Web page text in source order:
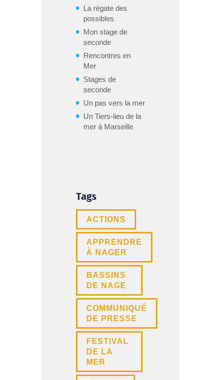
La régate des
possibles
Mon stage de
seconde
Rencontres en
Mer
Stages de
seconde
Un pas vers la mer
Un Tiers-lieu de la
mer à Marseille
Tags
ACTIONS
APPRENDRE
À NAGER
BASSINS
DE NAGE
COMMUNIQUÉ
DE PRESSE
FESTIVAL
DE LA
MER